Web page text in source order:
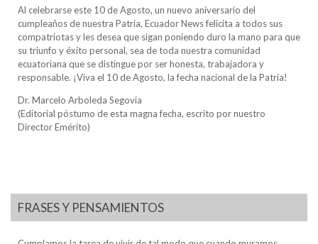
Al celebrarse este 10 de Agosto, un nuevo aniversario del
cumpleaños de nuestra Patria, Ecuador News felicita a todos sus
compatriotas y les desea que sigan poniendo duro la mano para que
su triunfo y éxito personal, sea de toda nuestra comunidad
ecuatoriana que se distingue por ser honesta, trabajadora y
responsable. ¡Viva el 10 de Agosto, la fecha nacional de la Patria!
Dr. Marcelo Arboleda Segovia
(Editorial póstumo de esta magna fecha, escrito por nuestro
Director Emérito)
FRASES Y PENSAMIENTOS